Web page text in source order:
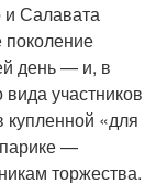
и Салавата
день — и, в
участников
купленной «для
парике —
торжества.